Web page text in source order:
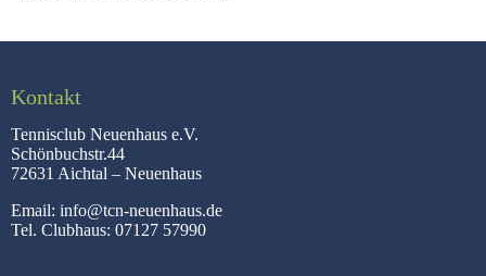
Kontakt
Tennisclub Neuenhaus e.V.
Schönbuchstr.44
72631 Aichtal – Neuenhaus
Email: info@tcn-neuenhaus.de
Tel. Clubhaus: 07127 57990